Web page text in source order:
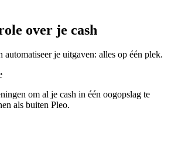
over je cash
je uitgaven: alles op één plek.
om al je cash in één oogopslag te
als buiten Pleo.